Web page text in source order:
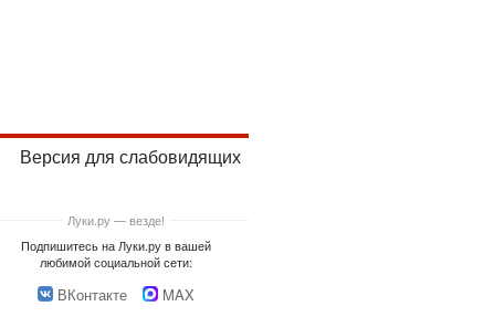
Версия для слабовидящих
Луки.ру — везде!
Подпишитесь на Луки.ру в вашей
любимой социальной сети:
ВКонтакте MAX